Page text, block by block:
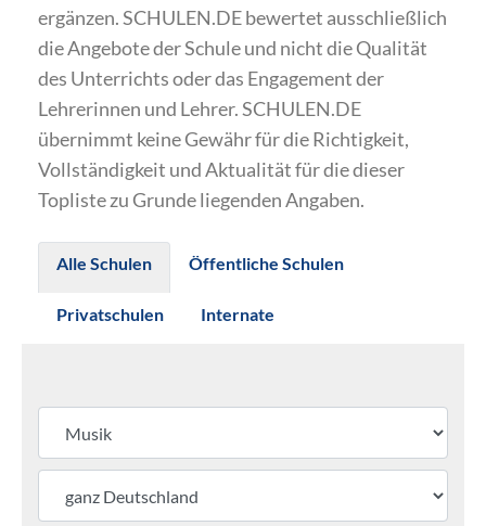
ergänzen. SCHULEN.DE bewertet ausschließlich
die Angebote der Schule und nicht die Qualität
des Unterrichts oder das Engagement der
Lehrerinnen und Lehrer. SCHULEN.DE
übernimmt keine Gewähr für die Richtigkeit,
Vollständigkeit und Aktualität für die dieser
Topliste zu Grunde liegenden Angaben.
Alle Schulen Öffentliche Schulen
Privatschulen Internate